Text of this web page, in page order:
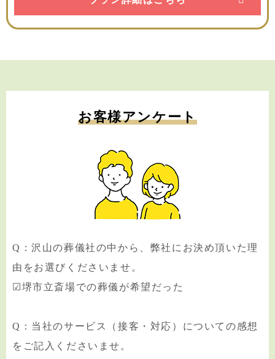
お客様アンケート
Q：沢山の葬儀社の中から、弊社にお決め頂いた理
由をお選びくださいませ。
☑堺市立斎場での葬儀が希望だった
Q：当社のサービス（接客・対応）についての感想
をご記入くださいませ。